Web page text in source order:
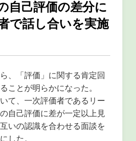
自己評価の差分に
で話し合いを実施
、「評価」に関する肯定回
ことが明らかになった。
て、一次評価者であるリー
自己評価に差が一定以上見
いの認識を合わせる面談を
した。